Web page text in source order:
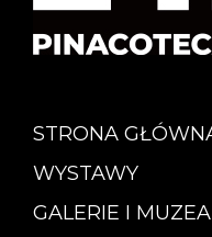
STRONA
WYSTAWY
GALERIE I MUZEA